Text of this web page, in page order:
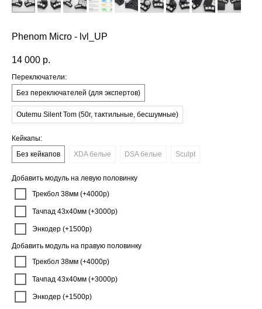
Phenom Micro - lvl_UP
14 000 р.
Переключатели:
Без переключателей (для экспертов)
Outemu Silent Tom (50г, тактильные, бесшумные)
Кейкапы:
Без кейкапов
XDA белые DSA белые Sculpt
Добавить модуль на левую половинку
Трекбол 38мм (+4000р)
Тачпад 43х40мм (+3000р)
Энкодер (+1500р)
Добавить модуль на правую половинку
Трекбол 38мм (+4000р)
Тачпад 43х40мм (+3000р)
Энкодер (+1500р)